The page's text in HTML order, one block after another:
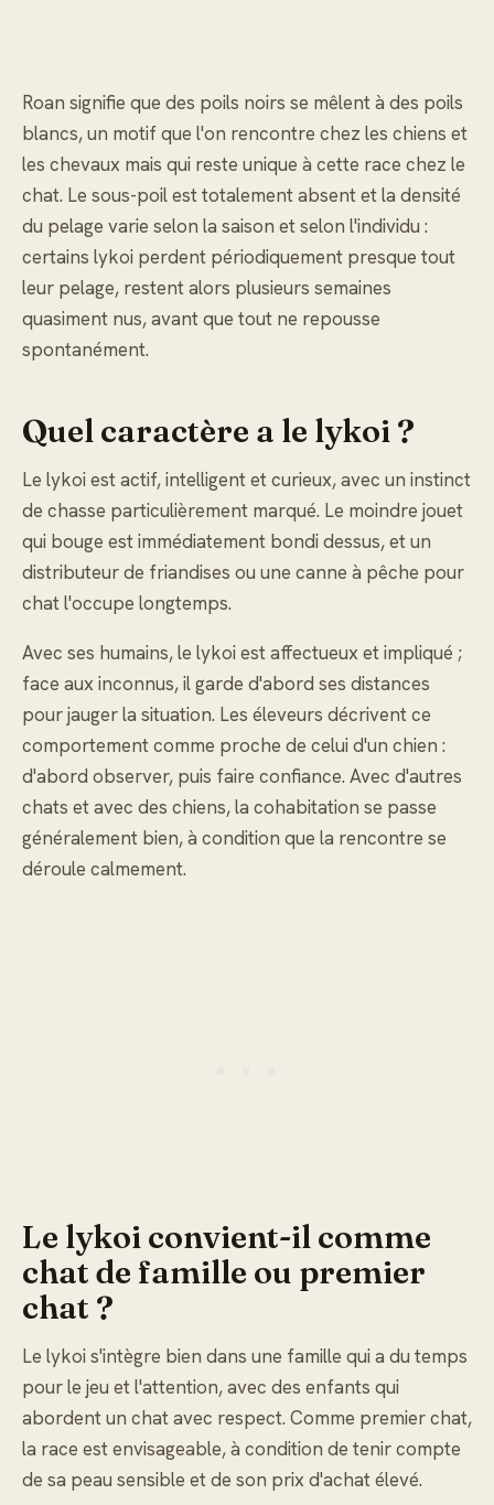
Roan signifie que des poils noirs se mêlent à des poils
blancs, un motif que l'on rencontre chez les chiens et
les chevaux mais qui reste unique à cette race chez le
chat. Le sous-poil est totalement absent et la densité
du pelage varie selon la saison et selon l'individu :
certains lykoi perdent périodiquement presque tout
leur pelage, restent alors plusieurs semaines
quasiment nus, avant que tout ne repousse
spontanément.
Quel caractère a le lykoi ?
Le lykoi est actif, intelligent et curieux, avec un instinct
de chasse particulièrement marqué. Le moindre jouet
qui bouge est immédiatement bondi dessus, et un
distributeur de friandises ou une canne à pêche pour
chat l'occupe longtemps.
Avec ses humains, le lykoi est affectueux et impliqué ;
face aux inconnus, il garde d'abord ses distances
pour jauger la situation. Les éleveurs décrivent ce
comportement comme proche de celui d'un chien :
d'abord observer, puis faire confiance. Avec d'autres
chats et avec des chiens, la cohabitation se passe
généralement bien, à condition que la rencontre se
déroule calmement.
Le lykoi convient-il comme
chat de famille ou premier
chat ?
Le lykoi s'intègre bien dans une famille qui a du temps
pour le jeu et l'attention, avec des enfants qui
abordent un chat avec respect. Comme premier chat,
la race est envisageable, à condition de tenir compte
de sa peau sensible et de son prix d'achat élevé.